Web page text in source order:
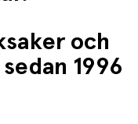
och
1996